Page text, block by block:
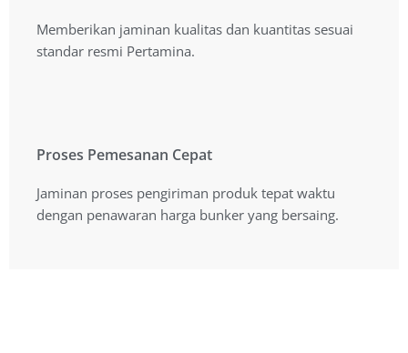
Memberikan jaminan kualitas dan kuantitas sesuai
standar resmi Pertamina.
Memberikan jaminan kualitas dan kuantitas sesuai
standar resmi Pertamina.
Proses Pemesanan Cepat
Jaminan proses pengiriman produk tepat waktu
dengan penawaran harga bunker yang bersaing.
Proses Pemesanan Cepat
Jaminan proses pengiriman produk tepat waktu
dengan penawaran harga yang bersaing.